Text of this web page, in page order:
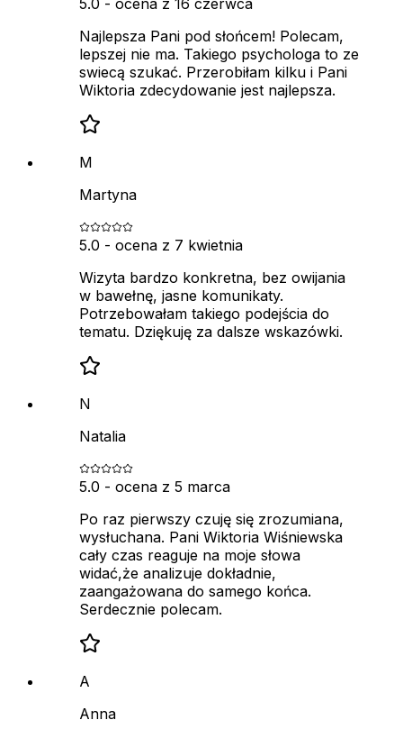
Najlepsza Pani pod słońcem! Polecam,
lepszej nie ma. Takiego psychologa to ze
swiecą szukać. Przerobiłam kilku i Pani
Wiktoria zdecydowanie jest najlepsza.
M
Martyna
5.0 - ocena z 7 kwietnia
Wizyta bardzo konkretna, bez owijania
w bawełnę, jasne komunikaty.
Potrzebowałam takiego podejścia do
tematu. Dziękuję za dalsze wskazówki.
N
Natalia
5.0 - ocena z 5 marca
Po raz pierwszy czuję się zrozumiana,
wysłuchana. Pani Wiktoria Wiśniewska
cały czas reaguje na moje słowa
widać,że analizuje dokładnie,
zaangażowana do samego końca.
Serdecznie polecam.
A
Anna